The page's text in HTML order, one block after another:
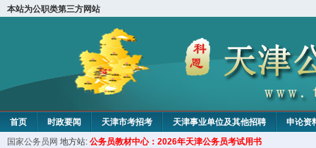
本站为公职类第三方网站
首页 时政要闻 天津市考招考 天津事业单位及其他招聘 申论资
教材中心
国家公务员网 地方站: 公务员教材中心：2026年天津公务员考试用书